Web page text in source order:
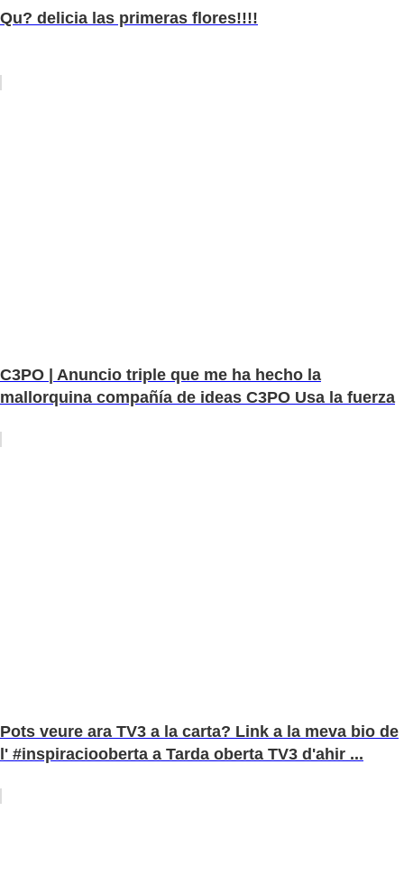
Qu? delicia las primeras flores!!!!
C3PO | Anuncio triple que me ha hecho la
mallorquina compañía de ideas C3PO Usa la fuerza
Pots veure ara TV3 a la carta? Link a la meva bio de
l' #inspiraciooberta a Tarda oberta TV3 d'ahir ...